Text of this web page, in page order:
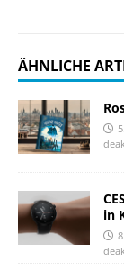
ÄHNLICHE
in